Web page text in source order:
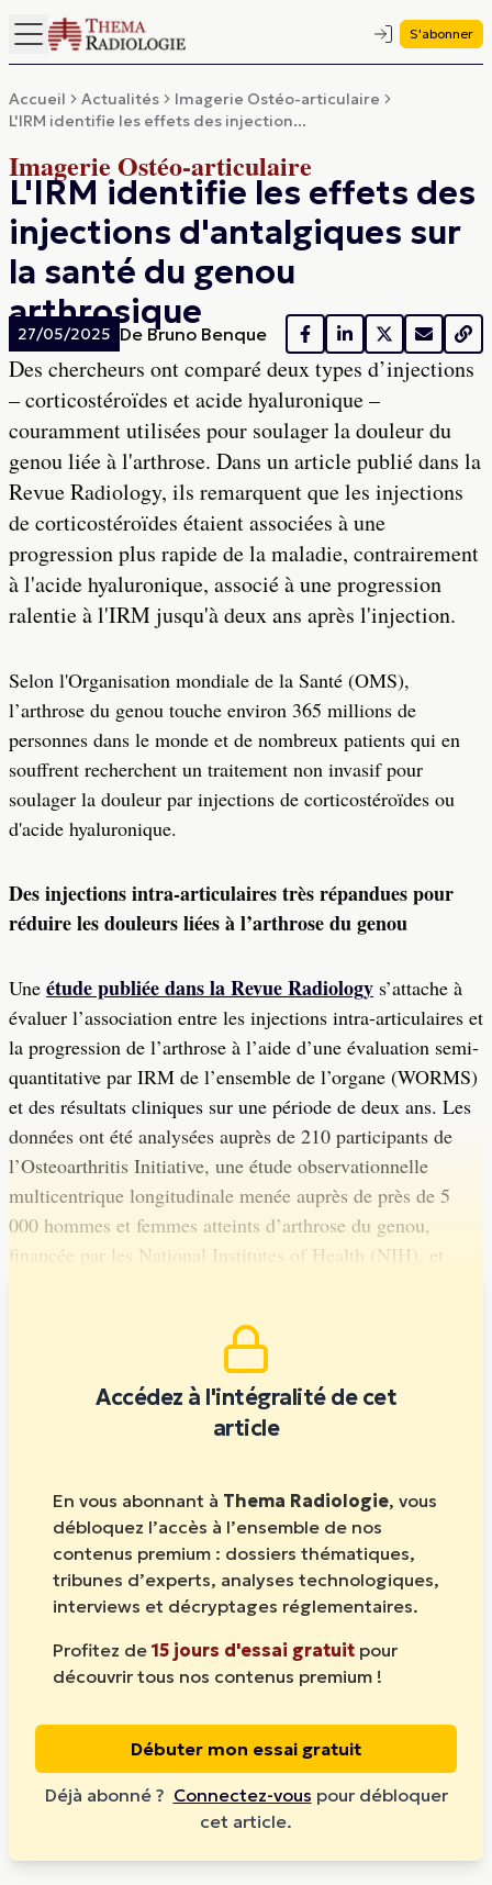
S'abonner
Accueil Actualités
Imagerie Ostéo-articulaire
L'IRM identifie les effets des injection...
Imagerie Ostéo-articulaire
L'IRM identifie les effets des
injections d'antalgiques sur
la santé du genou
arthrosique
27/05/2025 De Bruno Benque
Des chercheurs ont comparé deux types d’injections
– corticostéroïdes et acide hyaluronique –
couramment utilisées pour soulager la douleur du
genou liée à l'arthrose. Dans un article publié dans la
Revue Radiology, ils remarquent que les injections
de corticostéroïdes étaient associées à une
progression plus rapide de la maladie, contrairement
à l'acide hyaluronique, associé à une progression
ralentie à l'IRM jusqu'à deux ans après l'injection.
Selon l'Organisation mondiale de la Santé (OMS),
l’arthrose du genou touche environ 365 millions de
personnes dans le monde et de nombreux patients qui en
souffrent recherchent un traitement non invasif pour
soulager la douleur par injections de corticostéroïdes ou
d'acide hyaluronique.
Des injections intra-articulaires très répandues pour
réduire les douleurs liées à l’arthrose du genou
Une étude publiée dans la Revue Radiology s’attache à
évaluer l’association entre les injections intra-articulaires et
la progression de l’arthrose à l’aide d’une évaluation semi-
quantitative par IRM de l’ensemble de l’organe (WORMS)
et des résultats cliniques sur une période de deux ans. Les
données ont été analysées auprès de 210 participants de
l’Osteoarthritis Initiative, une étude observationnelle
multicentrique longitudinale menée auprès de près de 5
000 hommes et femmes atteints d’arthrose du genou,
financée par les National Institutes of Health (NIH), et
Accédez à l'intégralité de cet
article
En vous abonnant à Thema Radiologie, vous
débloquez l’accès à l’ensemble de nos
contenus premium : dossiers thématiques,
tribunes d’experts, analyses technologiques,
interviews et décryptages réglementaires.
Profitez de 15 jours d'essai gratuit pour
découvrir tous nos contenus premium !
Débuter mon essai gratuit
Déjà abonné ? Connectez-vous pour débloquer
cet article.